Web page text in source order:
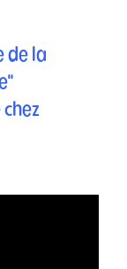
de la